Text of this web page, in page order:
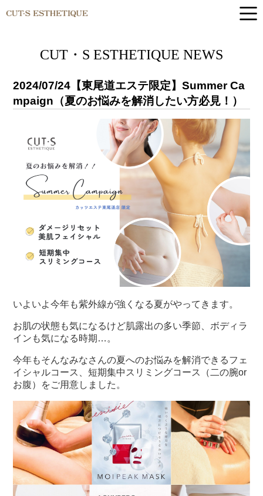
CUT・S ESTHETIQUE NEWS
2024/07/24 【東尾道エステ限定】Summer Ca
mpaign（夏のお悩みを解消したい方必見！）
いよいよ今年も紫外線が強くなる夏がやってきます。
お肌の状態も気になるけど肌露出の多い季節、ボディラ
インも気になる時期…。
今年もそんなみなさんの夏へのお悩みを解消できるフェ
イシャルコース、短期集中スリミングコース（二の腕or
お腹）をご用意しました。